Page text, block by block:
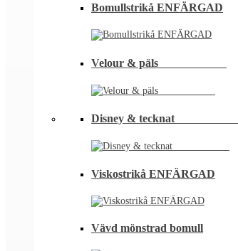
Bomullstrikå ENFÄRGAD
Velour & päls⠀⠀⠀⠀⠀⠀⠀⠀
Disney & tecknat⠀⠀⠀⠀⠀⠀⠀⠀
Viskostrikå ENFÄRGAD
Vävd mönstrad bomull